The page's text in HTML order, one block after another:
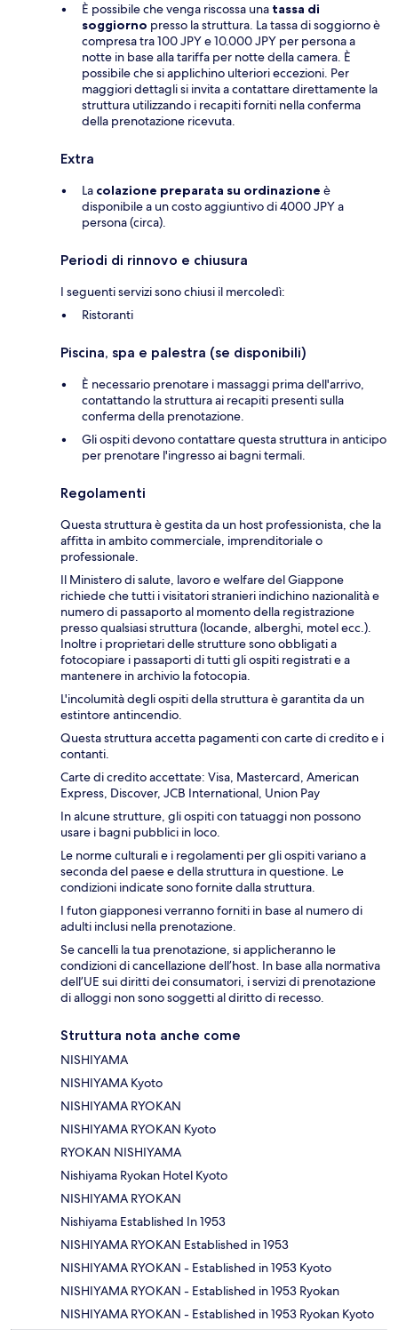
È possibile che venga riscossa una tassa di
soggiorno presso la struttura. La tassa di soggiorno è
compresa tra 100 JPY e 10.000 JPY per persona a
notte in base alla tariffa per notte della camera. È
possibile che si applichino ulteriori eccezioni. Per
maggiori dettagli si invita a contattare direttamente la
struttura utilizzando i recapiti forniti nella conferma
della prenotazione ricevuta.
Extra
La colazione preparata su ordinazione è
disponibile a un costo aggiuntivo di 4000 JPY a
persona (circa).
Periodi di rinnovo e chiusura
I seguenti servizi sono chiusi il mercoledì:
Ristoranti
Piscina, spa e palestra (se disponibili)
È necessario prenotare i massaggi prima dell'arrivo,
contattando la struttura ai recapiti presenti sulla
conferma della prenotazione.
Gli ospiti devono contattare questa struttura in anticipo
per prenotare l'ingresso ai bagni termali.
Regolamenti
Questa struttura è gestita da un host professionista, che la
affitta in ambito commerciale, imprenditoriale o
professionale.
Il Ministero di salute, lavoro e welfare del Giappone
richiede che tutti i visitatori stranieri indichino nazionalità e
numero di passaporto al momento della registrazione
presso qualsiasi struttura (locande, alberghi, motel ecc.).
Inoltre i proprietari delle strutture sono obbligati a
fotocopiare i passaporti di tutti gli ospiti registrati e a
mantenere in archivio la fotocopia.
L'incolumità degli ospiti della struttura è garantita da un
estintore antincendio.
Questa struttura accetta pagamenti con carte di credito e i
contanti.
Carte di credito accettate: Visa, Mastercard, American
Express, Discover, JCB International, Union Pay
In alcune strutture, gli ospiti con tatuaggi non possono
usare i bagni pubblici in loco.
Le norme culturali e i regolamenti per gli ospiti variano a
seconda del paese e della struttura in questione. Le
condizioni indicate sono fornite dalla struttura.
I futon giapponesi verranno forniti in base al numero di
adulti inclusi nella prenotazione.
Se cancelli la tua prenotazione, si applicheranno le
condizioni di cancellazione dell’host. In base alla normativa
dell’UE sui diritti dei consumatori, i servizi di prenotazione
di alloggi non sono soggetti al diritto di recesso.
Struttura nota anche come
NISHIYAMA
NISHIYAMA Kyoto
NISHIYAMA RYOKAN
NISHIYAMA RYOKAN Kyoto
RYOKAN NISHIYAMA
Nishiyama Ryokan Hotel Kyoto
NISHIYAMA RYOKAN
Nishiyama Established In 1953
NISHIYAMA RYOKAN Established in 1953
NISHIYAMA RYOKAN - Established in 1953 Kyoto
NISHIYAMA RYOKAN - Established in 1953 Ryokan
NISHIYAMA RYOKAN - Established in 1953 Ryokan Kyoto